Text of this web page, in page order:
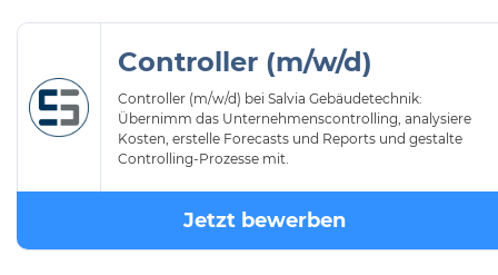
Controller (m/w/d)
Controller (m/w/d) bei Salvia Gebäudetechnik:
Übernimm das Unternehmenscontrolling, analysiere
Kosten, erstelle Forecasts und Reports und gestalte
Controlling-Prozesse mit.
Jetzt bewerben